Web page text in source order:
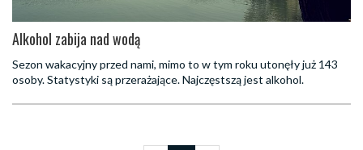
Alkohol zabija nad wodą
Sezon wakacyjny przed nami, mimo to w tym roku utonęły już 143
osoby. Statystyki są przerażające. Najczęstszą jest alkohol.